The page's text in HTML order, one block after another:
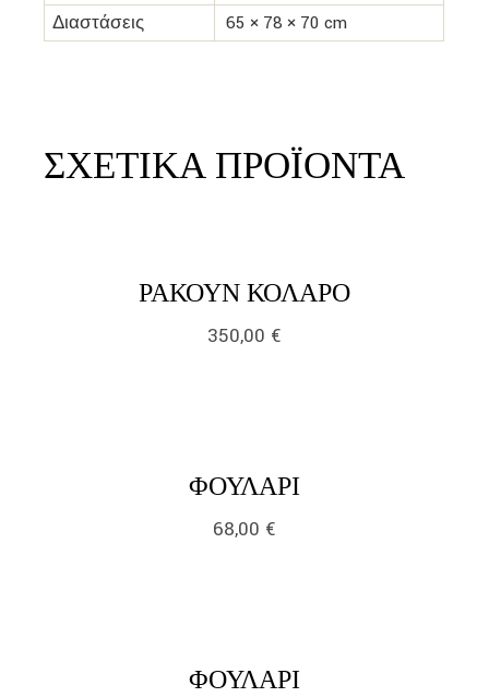
Διαστάσεις
65 × 78 × 70 cm
ΣΧΕΤΙΚΆ ΠΡΟΪΌΝΤΑ
ΡΑΚΟΎΝ ΚΟΛΆΡΟLINK
350,00 €
ΦΟΥΛΆΡΙLINK
68,00 €
ΦΟΥΛΆΡΙLINK